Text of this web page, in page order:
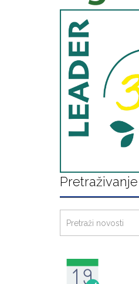
Pretraživanje